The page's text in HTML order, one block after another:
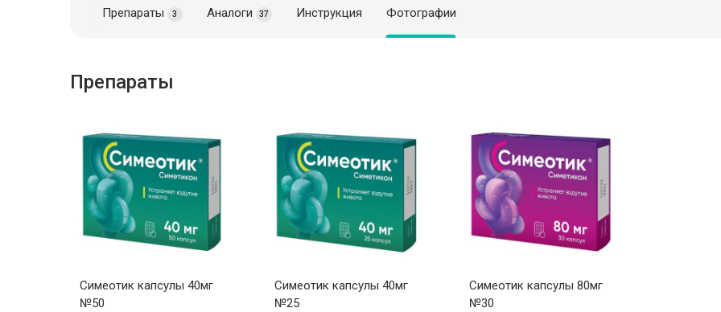
Препараты 3 Аналоги 37 Инструкция Фотографии
Препараты
Симеотик капсулы 40мг
№50
Симеотик капсулы 40мг
№25
Симеотик капсулы 80мг
№30